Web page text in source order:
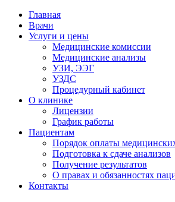
Главная
Врачи
Услуги и цены
Медицинские комиссии
Медицинские анализы
УЗИ, ЭЭГ
УЗДС
Процедурный кабинет
О клинике
Лицензии
График работы
Пациентам
Порядок оплаты
Подготовка к сдаче анализов
Получение результатов
О правах и обязанностях
Контакты